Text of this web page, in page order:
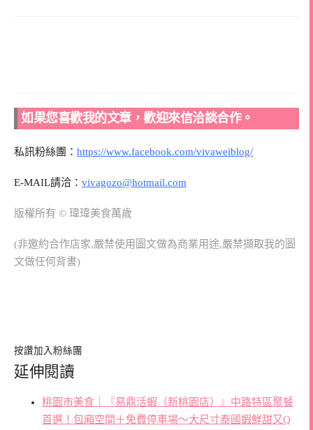
如果您喜歡我的文章，歡迎來信洽談合作。
私訊粉絲團： https://www.facebook.com/vivaweiblog/
E-MAIL請洽： vivagozo@hotmail.com
版權所有 © 瑋瑋美食萬歲
(非邀約合作店家,嚴禁使用圖文做為商業用途,嚴禁擷取我的圖
文做任何背書)
按讚加入粉絲團
延伸閱讀
桃園市美食｜『易鼎活蝦（新桃園店）』中路特區聚餐
首選！包廂空間＋免費停車場～大尺寸泰國蝦鮮甜又Q